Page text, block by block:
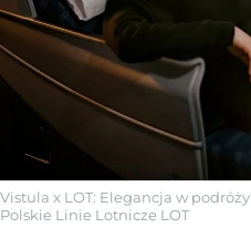
Vistula x LOT: Elegancja w podróży
Polskie Linie Lotnicze LOT